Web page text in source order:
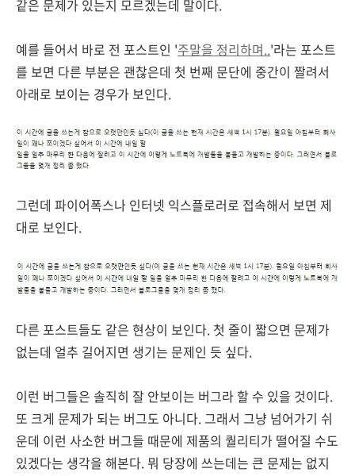
같은 문제가 있는지 모르겠는데 말이다.
예를 들어서 바로 전 포스트인 '주말을 정리하며..'라는 포스트
를 보면 다른 부분은 괜찮은데 첫 번째 문단에 중간이 짤려서
아래로 보이는 경우가 보인다.
그런데 파이어폭스나 인터넷 익스플로러로 접속해서 보면 제
대로 보인다.
다른 포스트들도 같은 현상이 보인다. 첫 줄이 짧으면 문제가
없는데 얼추 길어지면 생기는 문제인 듯 싶다.
이런 버그들은 솔직히 잘 안보이는 버그라 할 수 있을 것이다.
또 크게 문제가 되는 버그도 아니다. 그래서 그냥 넘어가기 쉬
운데 이런 사소한 버그들 때문에 제품의 퀄리티가 떨어질 수도
있겠다는 생각을 해본다. 뭐 당장에 쓰는데는 큰 문제는 없지